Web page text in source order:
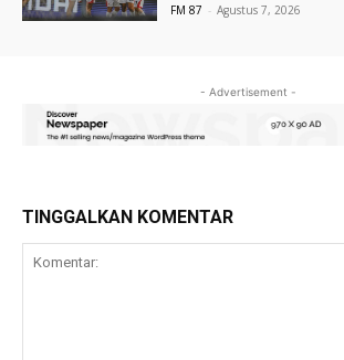
FM 87 - Agustus 7, 2026
- Advertisement -
TINGGALKAN KOMENTAR